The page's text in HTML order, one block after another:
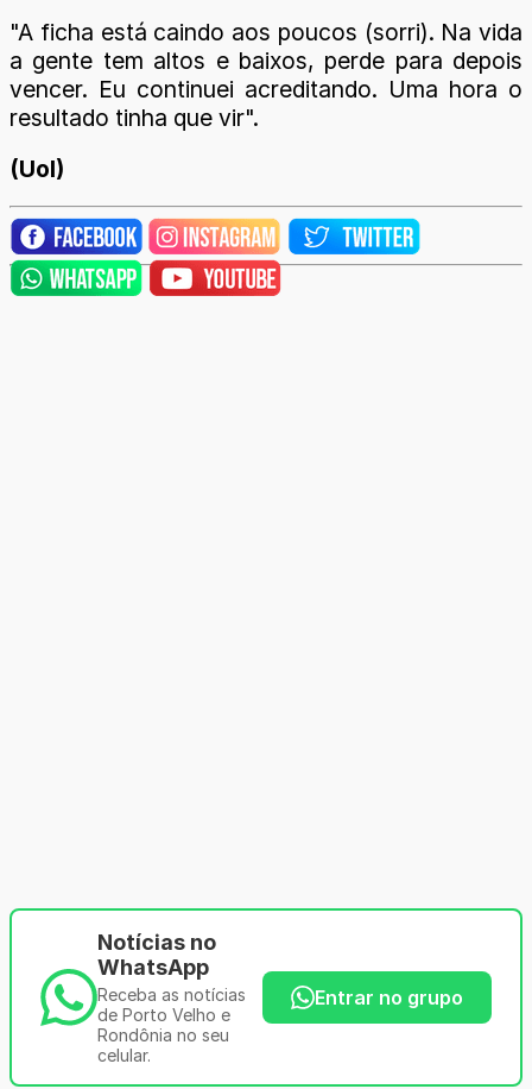
"A ficha está caindo aos poucos (sorri). Na vida
a gente tem altos e baixos, perde para depois
vencer. Eu continuei acreditando. Uma hora o
resultado tinha que vir".
(Uol)
Notícias no
WhatsApp
Receba as notícias
de Porto Velho e
Rondônia no seu
celular.
Entrar no grupo